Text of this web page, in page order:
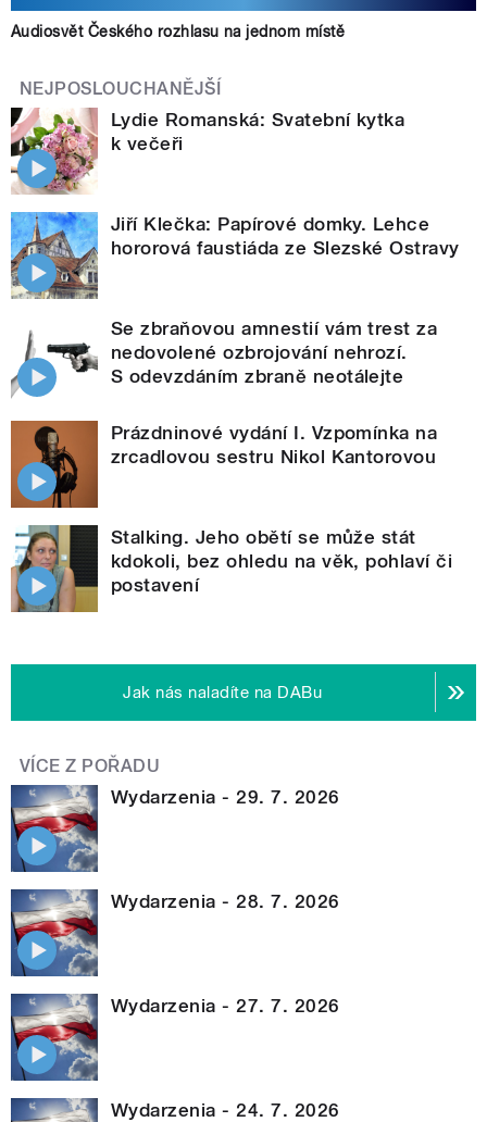
Audiosvět Českého rozhlasu na jednom místě
NEJPOSLOUCHANĚJŠÍ
Lydie Romanská: Svatební kytka
k večeři
Jiří Klečka: Papírové domky. Lehce
hororová faustiáda ze Slezské Ostravy
Se zbraňovou amnestií vám trest za
nedovolené ozbrojování nehrozí.
S odevzdáním zbraně neotálejte
Prázdninové vydání I. Vzpomínka na
zrcadlovou sestru Nikol Kantorovou
Stalking. Jeho obětí se může stát
kdokoli, bez ohledu na věk, pohlaví či
postavení
Jak nás naladíte na DABu
VÍCE Z POŘADU
Wydarzenia - 29. 7. 2026
Wydarzenia - 28. 7. 2026
Wydarzenia - 27. 7. 2026
Wydarzenia - 24. 7. 2026